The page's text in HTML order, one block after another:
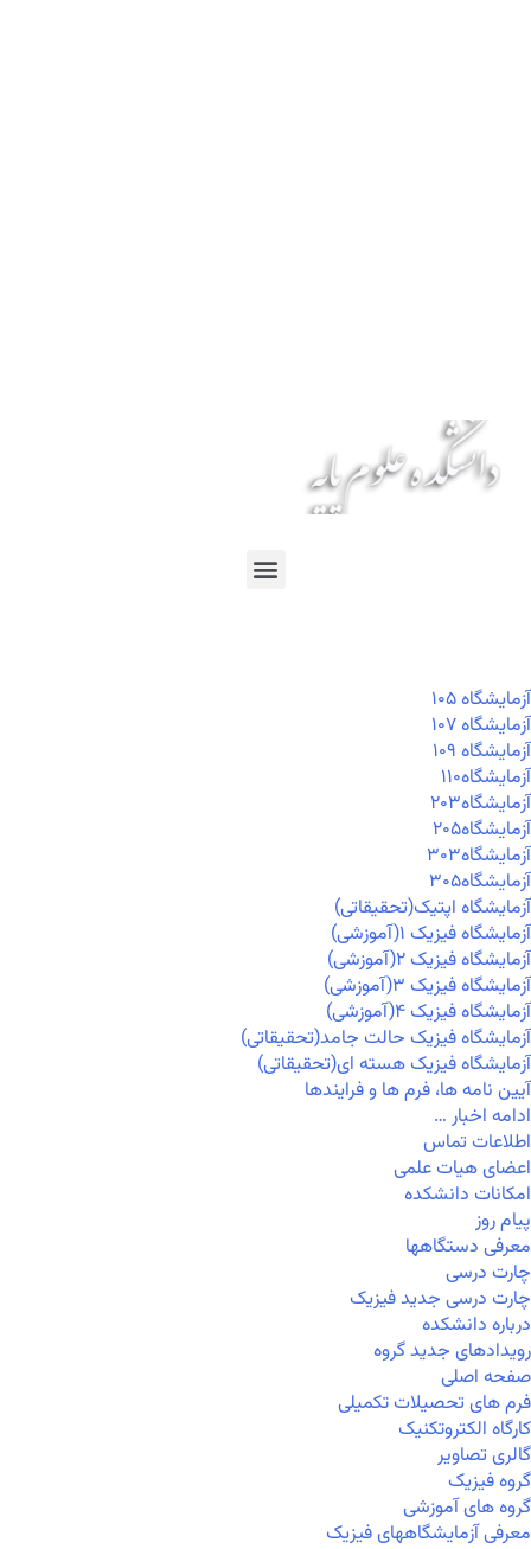
آزمايشگاه ۱۰۵
آزمايشگاه ۱۰۷
آزمايشگاه ۱۰۹
آزمايشگاه۱۱۰
آزمايشگاه۲۰۳
آزمايشگاه۲۰۵
آزمايشگاه۳۰۳
آزمايشگاه۳۰۵
آزمایشگاه اپتیک(تحقیقاتی)
آزمایشگاه فیزیک ۱(آموزشی)
آزمایشگاه فیزیک ۲(آموزشی)
آزمایشگاه فیزیک ۳(آموزشی)
آزمایشگاه فیزیک ۴(آموزشی)
آزمایشگاه فیزیک حالت جامد(تحقیقاتی)
آزمایشگاه فیزیک هسته ای(تحقیقاتی)
آیین نامه ها، فرم ها و فرایندها
ادامه اخبار …
اطلاعات تماس
اعضای هیات علمی
امکانات دانشکده
پیام روز
معرفی دستگاهها
چارت درسی
چارت درسی جدید فیزیک
درباره دانشکده
رویدادهای جدید گروه
صفحه اصلی
فرم های تحصیلات تکمیلی
کارگاه الکتروتکنیک
گالری تصاویر
گروه فیزیک
گروه های آموزشی
معرفی آزمایشگاههای فیزیک